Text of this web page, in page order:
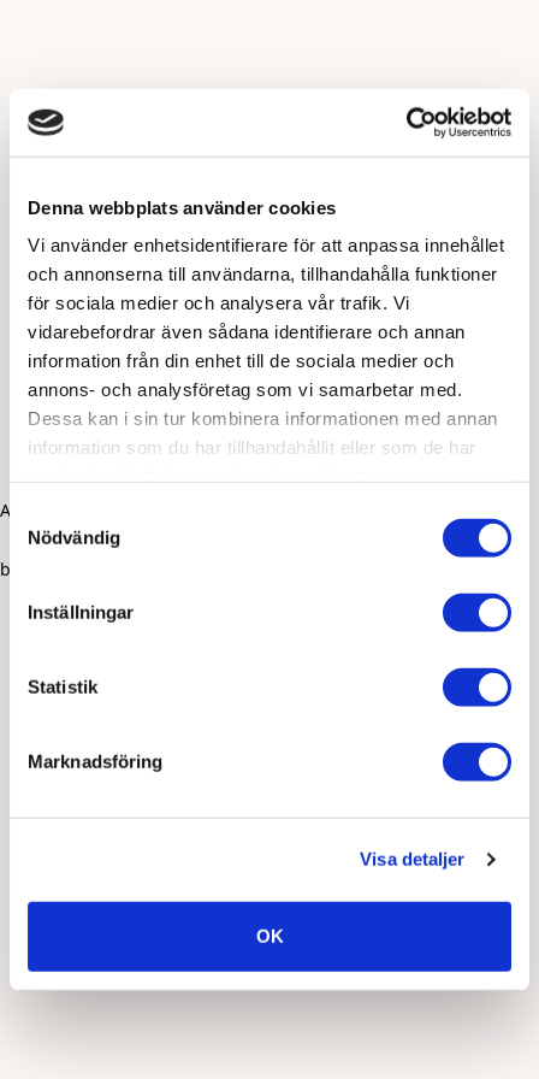
Denna webbplats använder cookies
Vi använder enhetsidentifierare för att anpassa innehållet
och annonserna till användarna, tillhandahålla funktioner
för sociala medier och analysera vår trafik. Vi
vidarebefordrar även sådana identifierare och annan
information från din enhet till de sociala medier och
annons- och analysföretag som vi samarbetar med.
Dessa kan i sin tur kombinera informationen med annan
information som du har tillhandahållit eller som de har
Samtyckesval
Nödvändig
Inställningar
Statistik
Marknadsföring
Visa detaljer
OK
Application error: a client-side exception has occurred (see the
browser console for more information)